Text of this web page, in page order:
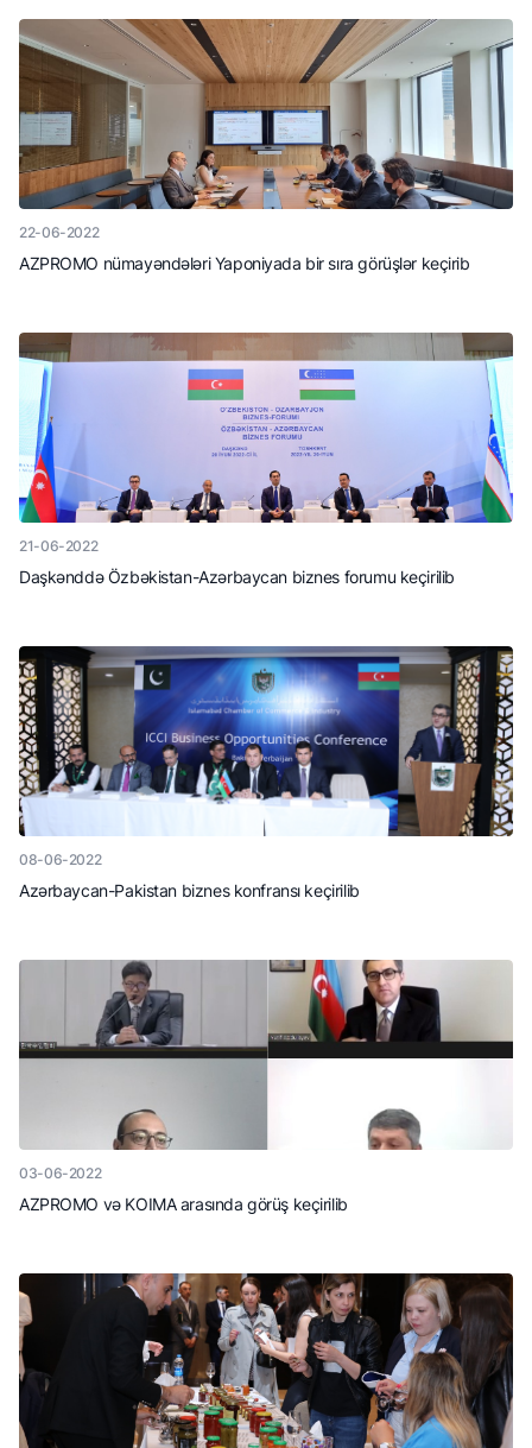
22-06-2022
AZPROMO nümayəndələri Yaponiyada bir sıra görüşlər keçirib
21-06-2022
Daşkənddə Özbəkistan-Azərbaycan biznes forumu keçirilib
08-06-2022
Azərbaycan-Pakistan biznes konfransı keçirilib
03-06-2022
AZPROMO və KOIMA arasında görüş keçirilib